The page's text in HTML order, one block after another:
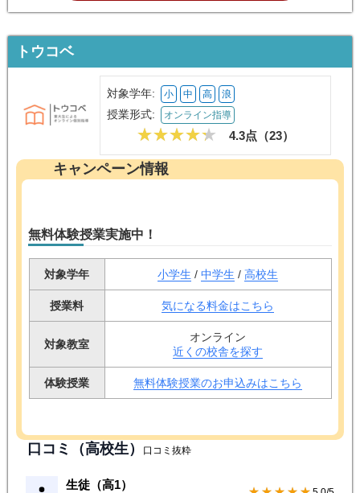
トウコベ
対象学年: 小 中 高 浪
授業形式: オンライン指導
4.3点（23）
キャンペーン情報
無料体験授業実施中！
対象学年 小学生 / 中学生 / 高校生
授業料 気になる料金はこちら
対象教室
オンライン
近くの校舎を探す
体験授業 無料体験授業のお申込みはこちら
口コミ（高校生） 口コミ抜粋
生徒（高1）